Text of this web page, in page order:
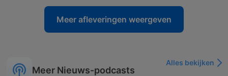
Meer afleveringen weergeven
Meer Nieuws-podcasts
Alles bekijken